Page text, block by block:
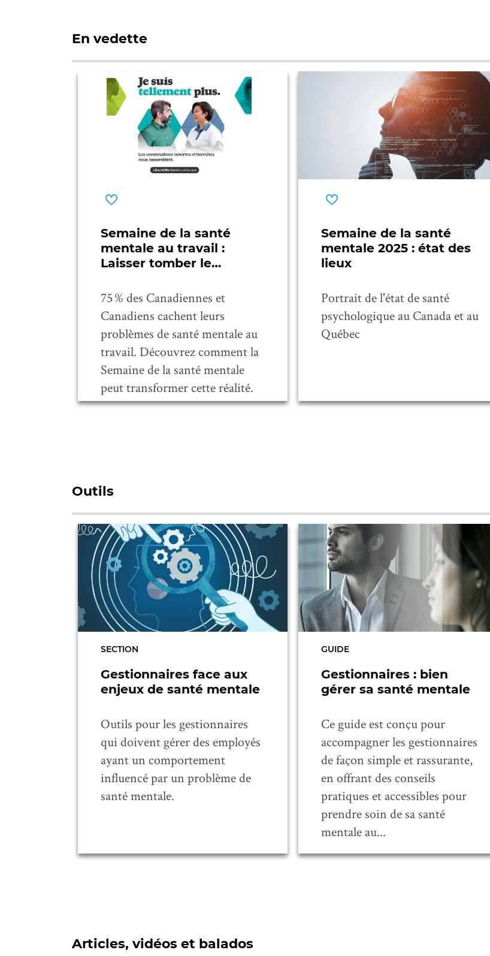
En vedette
Semaine de la santé
mentale au travail :
Laisser tomber le
75 % des Canadiennes et
Canadiens cachent leurs
problèmes de santé mentale au
travail. Découvrez comment la
Semaine de la santé mentale
peut transformer cette réalité.
Semaine de la santé
mentale 2025 : état des
lieux
Portrait de l'état de santé
psychologique au Canada et au
Québec
Outils
SECTION
Gestionnaires face aux
enjeux de santé mentale
Outils pour les gestionnaires
qui doivent gérer des employés
ayant un comportement
influencé par un problème de
santé mentale.
GUIDE
Gestionnaires : bien
gérer sa santé mentale
Ce guide est conçu pour
accompagner les gestionnaires
de façon simple et rassurante,
en offrant des conseils
pratiques et accessibles pour
prendre soin de sa santé
mentale au...
Articles, vidéos et balados